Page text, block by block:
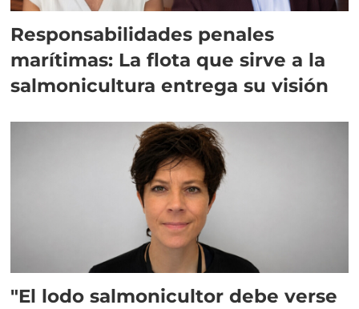
Responsabilidades penales
marítimas: La flota que sirve a la
salmonicultura entrega su visión
"El lodo salmonicultor debe verse